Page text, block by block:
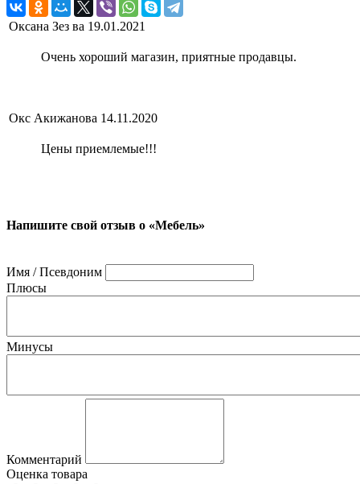
Оксана Зез ва 19.01.2021
Очень хороший магазин, приятные продавцы.
Окс Акижанова 14.11.2020
Цены приемлемые!!!
Напишите свой отзыв о «Мебель»
Имя / Псевдоним
Плюсы
Минусы
Комментарий
Оценка товара